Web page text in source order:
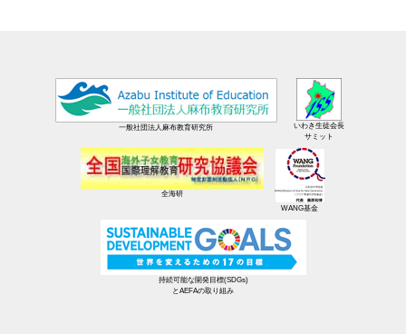
一般社団法人麻布教育研究所
いわき生徒会長
サミット
全海研
WANG基金
持続可能な開発目標(SDGs)
とAEFAの取り組み